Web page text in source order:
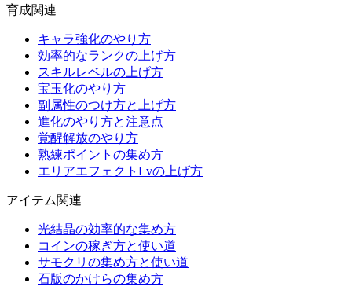
育成関連
キャラ強化のやり方
効率的なランクの上げ方
スキルレベルの上げ方
宝玉化のやり方
副属性のつけ方と上げ方
進化のやり方と注意点
覚醒解放のやり方
熟練ポイントの集め方
エリアエフェクトLvの上げ方
アイテム関連
光結晶の効率的な集め方
コインの稼ぎ方と使い道
サモクリの集め方と使い道
石版のかけらの集め方